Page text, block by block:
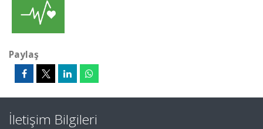
Paylaş
İletişim Bilgileri